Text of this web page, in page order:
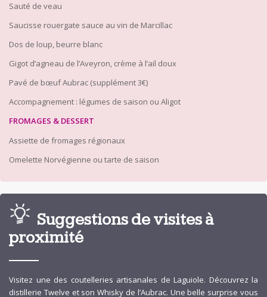
Sauté de veau
Saucisse rouergate sauce au vin de Marcillac
Dos de loup, beurre blanc
Gigot d’agneau de l’Aveyron, crème à l’ail doux
Pavé de bœuf Aubrac (supplément 3€)
Accompagnement : légumes de saison ou Aligot
FROMAGES & DESSERT
Assiette de fromages régionaux
Omelette Norvégienne ou tarte de saison
Suggestions de visites à
proximité
Visitez une des coutelleries artisanales de Laguiole. Découvrez la
distillerie Twelve et son Whisky de l’Aubrac. Une belle surprise vous